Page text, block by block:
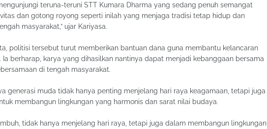
teruna-teruni STT Kumara Dharma yang sedang penuh semangat
dan gotong royong seperti inilah yang menjaga tradisi tetap hidup dan
masyarakat,” ujar Kariyasa.
politisi tersebut turut memberikan bantuan dana guna membantu kelancaran
berharap, karya yang dihasilkan nantinya dapat menjadi kebanggaan bersama
di tengah masyarakat.
generasi muda tidak hanya penting menjelang hari raya keagamaan, tetapi juga
membangun lingkungan yang harmonis dan sarat nilai budaya.
tidak hanya menjelang hari raya, tetapi juga dalam membangun lingkungan